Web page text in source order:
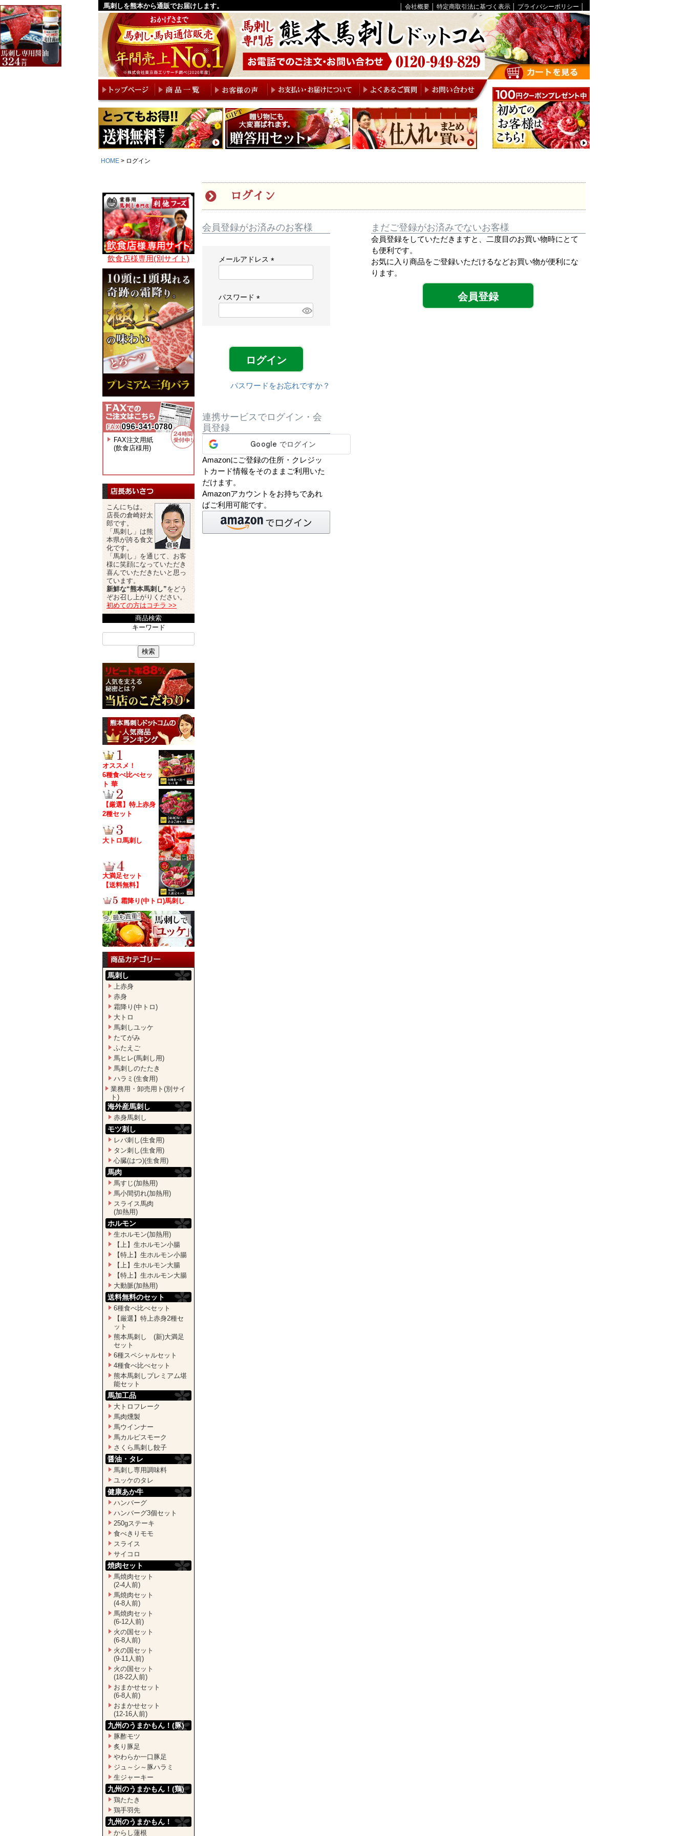
馬刺しを熊本から通販でお届けします。 会社概要 特定商取引法に基づく表示 プライバシーポリシー
HOME ログイン
飲食店様専用(別サイト)
FAX注文用紙
(飲食店様用)
こんにちは。
店長の倉崎好太
郎です。
「馬刺し」は熊
本県が誇る食文
化です。
「馬刺し」を通じて、お客
様に笑顔になっていただき
喜んでいただきたいと思っ
ています。
新鮮な“熊本馬刺し”をどう
ぞお召し上がりください。
初めての方はコチラ >>
商品検索
キーワード
検索
オススメ！
6種食べ比べセッ
ト 華
【厳選】特上赤身
2種セット
大トロ馬刺し
大満足セット
【送料無料】
霜降り(中トロ)馬刺し
馬刺し
上赤身
赤身
霜降り(中トロ)
大トロ
馬刺しユッケ
たてがみ
ふたえご
馬ヒレ(馬刺し用)
馬刺しのたたき
ハラミ(生食用)
業務用・卸売用ト(別サイ
ト)
海外産馬刺し
赤身馬刺し
モツ刺し
レバ刺し(生食用)
タン刺し(生食用)
心臓(はつ)(生食用)
馬肉
馬すじ(加熱用)
馬小間切れ(加熱用)
スライス馬肉
(加熱用)
ホルモン
生ホルモン(加熱用)
【上】生ホルモン小腸
【特上】生ホルモン小腸
【上】生ホルモン大腸
【特上】生ホルモン大腸
大動脈(加熱用)
送料無料のセット
6種食べ比べセット
【厳選】特上赤身2種セ
ット
熊本馬刺し (新)大満足
セット
6種スペシャルセット
4種食べ比べセット
熊本馬刺しプレミアム堪
能セット
馬加工品
大トロフレーク
馬肉燻製
馬ウインナー
馬カルピスモーク
さくら馬刺し餃子
醤油・タレ
馬刺し専用調味料
ユッケのタレ
健康あか牛
ハンバーグ
ハンバーグ3個セット
250gステーキ
食べきりモモ
スライス
サイコロ
焼肉セット
馬焼肉セット
(2-4人前)
馬焼肉セット
(4-8人前)
馬焼肉セット
(6-12人前)
火の国セット
(6-8人前)
火の国セット
(9-11人前)
火の国セット
(18-22人前)
おまかせセット
(6-8人前)
おまかせセット
(12-16人前)
九州のうまかもん！(豚)
豚酢モツ
炙り豚足
やわらか一口豚足
ジュ～シ～豚ハラミ
生ジャーキー
九州のうまかもん！(鶏)
鶏たたき
鶏手羽先
九州のうまかもん！
からし蓮根
ログイン
会員登録がお済みのお客様
メールアドレス
)
パスワード
ログイン
パスワードをお忘れですか？
連携サービスでログイン・会
員登録
Amazonにご登録の住所・クレジッ
トカード情報をそのままご利用いた
だけます。
Amazonアカウントをお持ちであれ
ばご利用可能です。
まだご登録がお済みでないお客様
会員登録をしていただきますと、二度目のお買い物時にとて
も便利です。
お気に入り商品をご登録いただけるなどお買い物が便利にな
ります。
会員登録